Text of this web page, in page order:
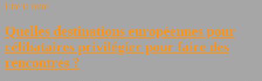
Lire la suite
Quelles destinations européennes pour
célibataires privilégier pour faire des
rencontres ?